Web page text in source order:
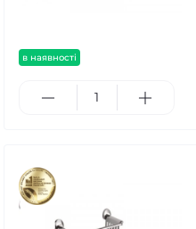
в наявності